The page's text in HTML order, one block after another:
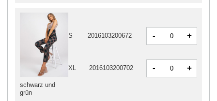
schwarz und
grün
S 2016103200672 - +
XL 2016103200702 - +